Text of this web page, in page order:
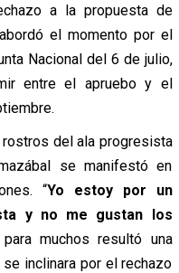
a la propuesta de
el momento por el
Nacional del 6 de julio,
entre el apruebo y el
del ala progresista
se manifestó en
“Yo estoy por un
y no me gustan los
muchos resultó una
inclinara por el rechazo